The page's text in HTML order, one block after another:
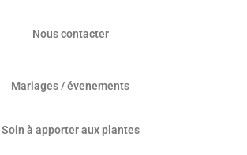
Nous contacter
Mariages / évenements
Soin à apporter aux plantes